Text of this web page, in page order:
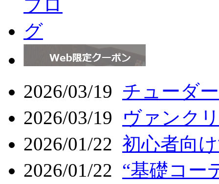
2026/03/19 チューダ
2026/03/19 ヴァンク
2026/01/22 初心者向
2026/01/22 “基礎コー